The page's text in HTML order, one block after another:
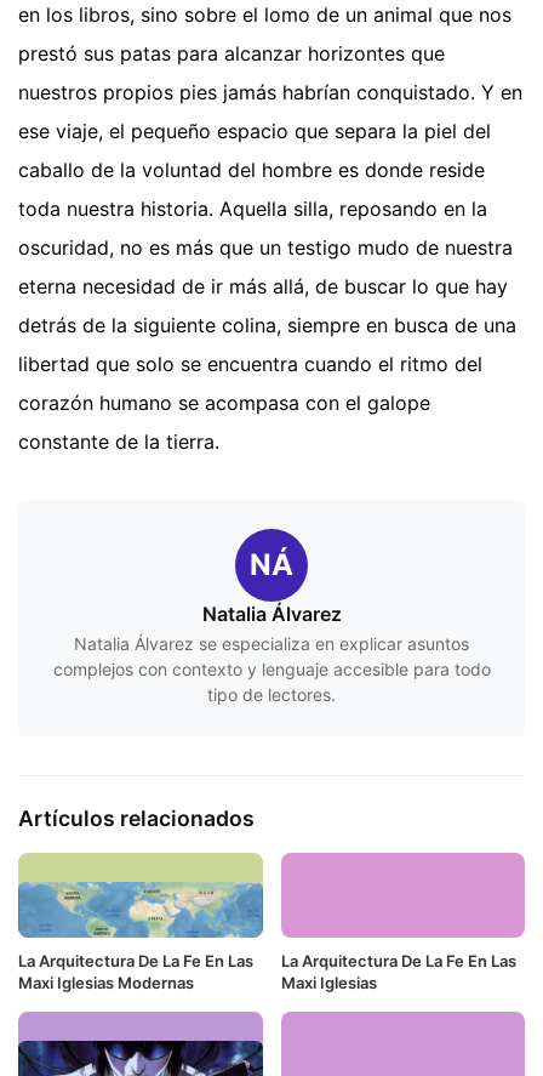
en los libros, sino sobre el lomo de un animal que nos
prestó sus patas para alcanzar horizontes que
nuestros propios pies jamás habrían conquistado. Y en
ese viaje, el pequeño espacio que separa la piel del
caballo de la voluntad del hombre es donde reside
toda nuestra historia. Aquella silla, reposando en la
oscuridad, no es más que un testigo mudo de nuestra
eterna necesidad de ir más allá, de buscar lo que hay
detrás de la siguiente colina, siempre en busca de una
libertad que solo se encuentra cuando el ritmo del
corazón humano se acompasa con el galope
constante de la tierra.
NÁ
Natalia Álvarez
Natalia Álvarez se especializa en explicar asuntos
complejos con contexto y lenguaje accesible para todo
tipo de lectores.
Artículos relacionados
La Arquitectura De La Fe En Las
Maxi Iglesias Modernas
La Arquitectura De La Fe En Las
Maxi Iglesias